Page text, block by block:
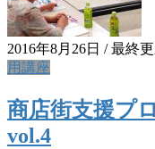
2016年8月26日 / 最終
用講座
商店街支援プ
vol.4